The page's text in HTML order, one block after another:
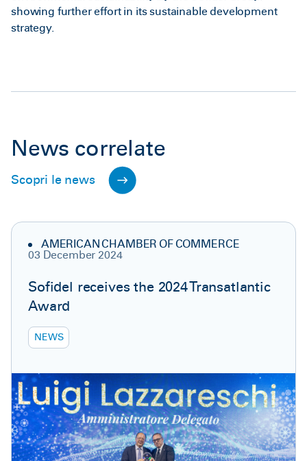
showing further effort in its sustainable development
strategy.
News correlate
Scopri le news
AMERICAN CHAMBER OF COMMERCE
03 December 2024
Sofidel receives the 2024 Transatlantic
Award
NEWS